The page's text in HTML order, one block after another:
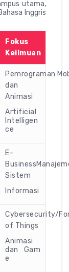
utama,
Inggris
Fokus
Keilmuan
Pemrograman
dan
Animasi
Artificial
Intelligen
ce
E-
Sistem
Informasi
Cybersecurity/
of Things
Animasi
dan Gam
e